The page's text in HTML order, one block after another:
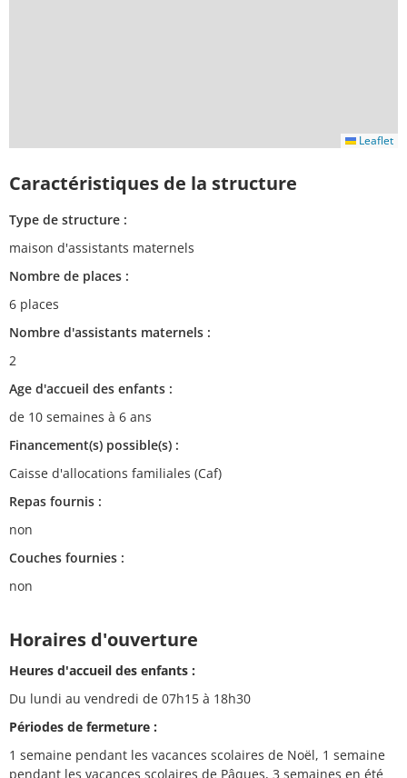
Leaflet
Caractéristiques de la structure
Type de structure :
maison d'assistants maternels
Nombre de places :
6 places
Nombre d'assistants maternels :
2
Age d'accueil des enfants :
de 10 semaines à 6 ans
Financement(s) possible(s) :
Caisse d'allocations familiales (Caf)
Repas fournis :
non
Couches fournies :
non
Horaires d'ouverture
Heures d'accueil des enfants :
Du lundi au vendredi de 07h15 à 18h30
Périodes de fermeture :
1 semaine pendant les vacances scolaires de Noël, 1 semaine
pendant les vacances scolaires de Pâques, 3 semaines en été